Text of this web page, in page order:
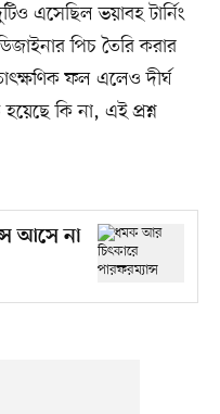
এসেছিল ভয়াবহ টার্নিং
পিচ তৈরি করার
ফল এলেও দীর্ঘ
হয়েছে কি না, এই প্রশ্ন
আসে না